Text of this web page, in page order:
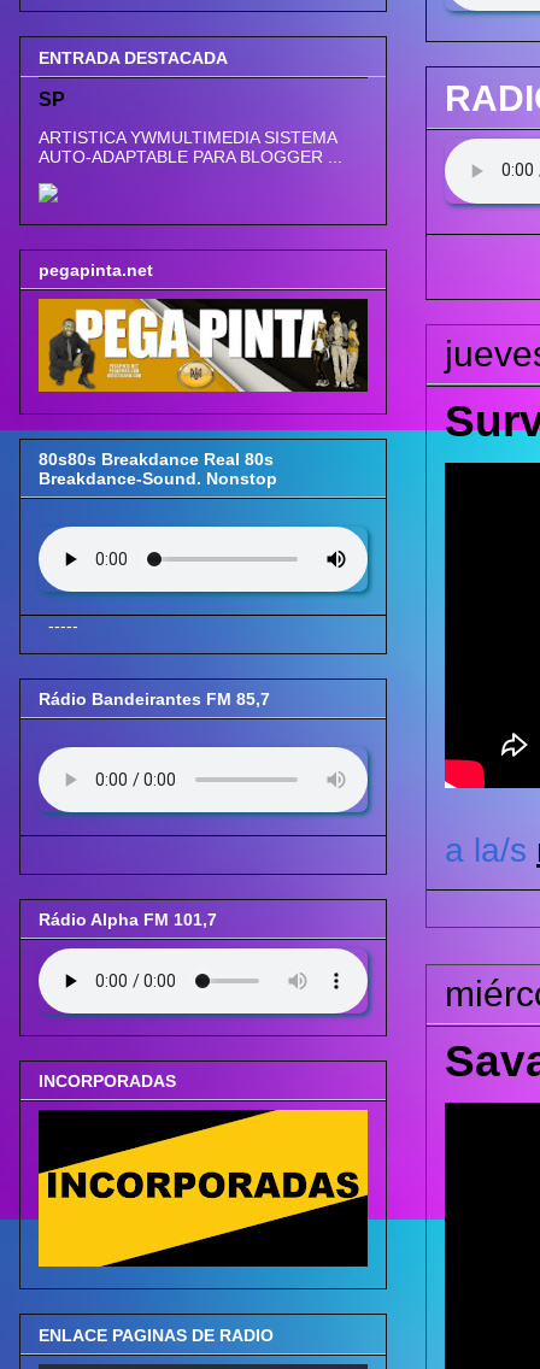
a la/s
ENTRADA DESTACADA
SP
ARTISTICA YWMULTIMEDIA SISTEMA
AUTO-ADAPTABLE PARA BLOGGER ...
pegapinta.net
80s80s Breakdance Real 80s
Breakdance-Sound. Nonstop
-----
Rádio Bandeirantes FM 85,7
Rádio Alpha FM 101,7
INCORPORADAS
ENLACE PAGINAS DE RADIO